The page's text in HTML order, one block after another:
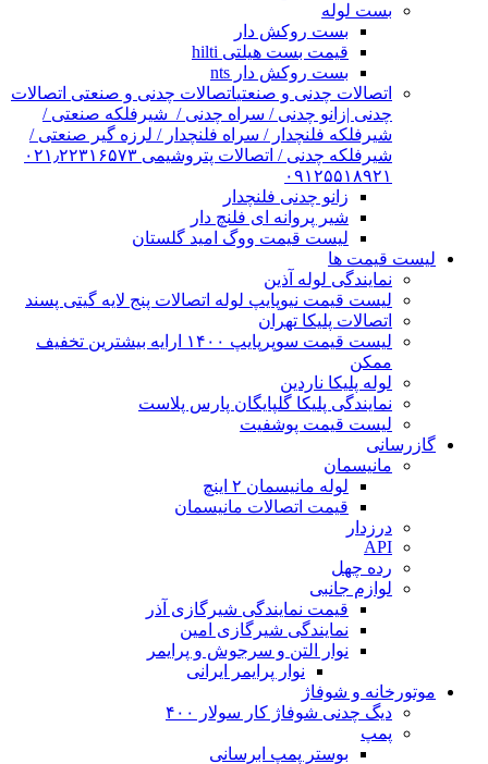
بست لوله
بست روکش دار
قیمت بست هیلتی hilti
بست روکش دار nts
اتصالات چدنی و صنعتیاتصالات چدنی و صنعتی اتصالات
چدنی |زانو چدنی / سراه چدنی / شیرفلکه صنعتی /
شیرفلکه فلنچدار / سراه فلنچدار / لرزه گیر صنعتی /
شیرفلکه چدنی / اتصالات پتروشیمی ۰۲۱٫۲۲۳۱۶۵۷۳
۰۹۱۲۵۵۱۸۹۲۱
زانو چدنی فلنچدار
شیر پروانه ای فلنچ دار
لیست قیمت ووگ امید گلستان
لیست قیمت ها
نمایندگی لوله آذین
لیست قیمت نیوپایپ لوله اتصالات پنج لایه گیتی پسند
اتصالات پلیکا تهران
لیست قیمت سوپرپایپ ۱۴۰۰ ارایه بیشترین تخفیف
ممکن
لوله پلیکا ناردین
نمایندگی پلیکا گلپایگان پارس پلاست
لیست قیمت پوشفیت
گازرسانی
مانیسمان
لوله مانیسمان ۲ اینچ
قیمت اتصالات مانیسمان
درزدار
API
رده چهل
لوازم جانبی
قیمت نمایندگی شیرگازی آذر
نمایندگی شیرگازی امین
نوار التن و سرجوش و پرایمر
نوار پرایمر ایرانی
موتورخانه و شوفاژ
دیگ چدنی شوفاژ کار سولار ۴۰۰
پمپ
بوستر پمپ ابرسانی